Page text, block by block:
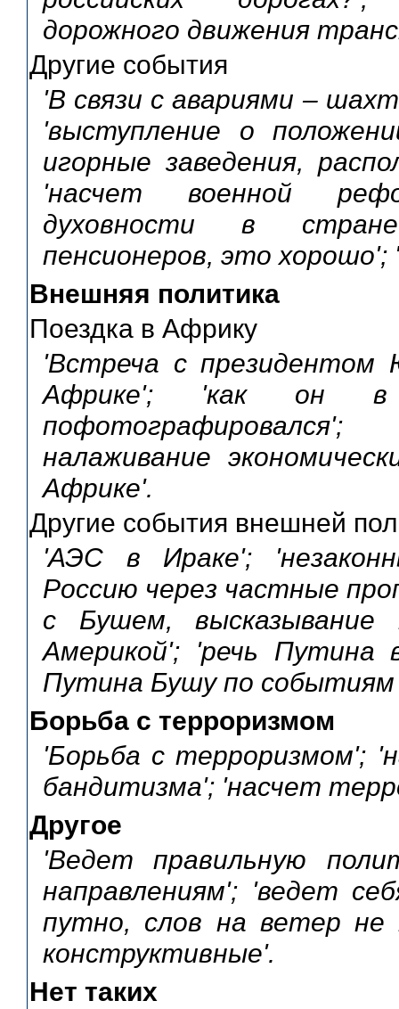
дорожного движения
Другие события
'В связи с авариями –
'выступление о
игорные заведения,
'насчет военной
духовности в
пенсионеров, это
Внешняя политика
Поездка в Африку
'Встреча с президентом
Африке'; 'как он
налаживание
Африке'.
Другие события внешней
'АЭС в Ираке';
Россию через частные
с Бушем,
Америкой'; 'речь Путина
Путина Бушу по событиям
Борьба с терроризмом
'Борьба с терроризмом';
бандитизма'; 'насчет
Другое
'Ведет правильную
направлениям'; 'ведет
путно, слов на ветер
конструктивные'.
Нет таких